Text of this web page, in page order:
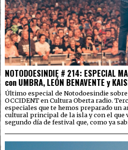
NOTODOESINDIE # 214: ESPECIAL
con UMBRA, LEÓN BENAVENTE y
Último especial de Notodoesindie sobre
OCCIDENT en Cultura Oberta radio.
especiales que te hemos preparado un
cultural principal de la isla y con el que
segundo día de festival que, como ya